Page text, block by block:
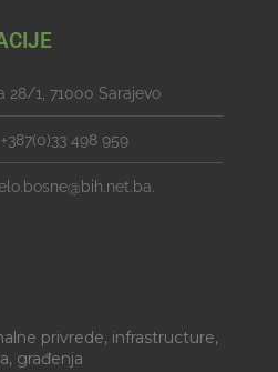
28/1, 71000 Sarajevo
498 959
privrede, infrastructure,
građenja